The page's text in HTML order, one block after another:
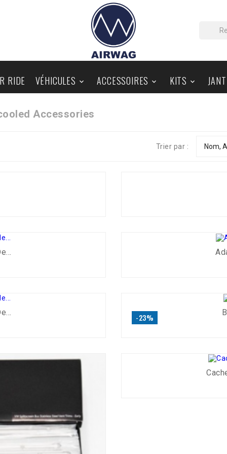
RIDE 
VÉHICULES 
ACCESSOIRES 
KITS
PIÈCES AU DÉTAIL
Accessories
Trier par : Nom,
-23%